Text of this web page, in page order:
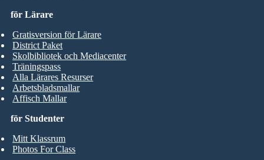
för Studenter
Mitt Klassrum
Photos For Class
för Lärare
Gratisversion för Lärare
District Paket
Skolbibliotek och Mediacenter
Träningspass
Alla Lärares Resurser
Arbetsbladsmallar
Affisch Mallar